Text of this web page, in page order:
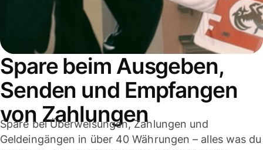
Spare beim Ausgeben,
Senden und Empfangen
von Zahlungen
Spare bei Überweisungen, Zahlungen und
Geldeingängen in über 40 Währungen – alles was du